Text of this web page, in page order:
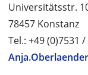
Universitätsstr.
78457 Konstanz
Tel.: +49 (0)7531